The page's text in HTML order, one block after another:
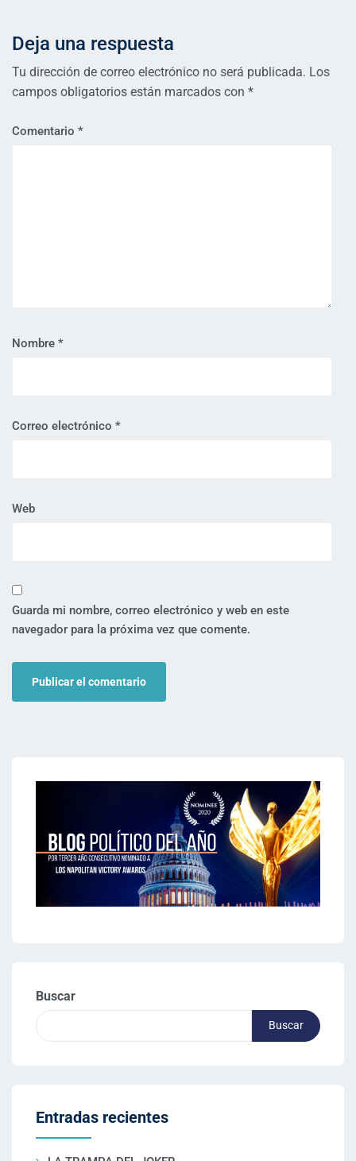
Deja una respuesta
Tu dirección de correo electrónico no será publicada. Los
campos obligatorios están marcados con *
Comentario *
Nombre *
Correo electrónico *
Web
Guarda mi nombre, correo electrónico y web en este
navegador para la próxima vez que comente.
Buscar
Buscar
Entradas recientes